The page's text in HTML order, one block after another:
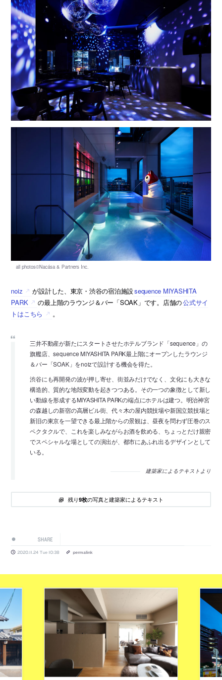
noiz が設計した、東京・渋谷の宿泊施設sequence MIYASHITA
PARK
の最上階のラウンジ＆バー「SOAK」です。店舗の公式サイ
トはこちら
。
三井不動産が新たにスタートさせたホテルブランド「sequence」の
旗艦店、sequence MIYASHITA PARK最上階にオープンしたラウンジ
＆バー「SOAK」をnoizで設計する機会を得た。
渋谷にも再開発の波が押し寄せ、街並みだけでなく、文化にも大きな
構造的、質的な地殻変動を起きつつある。その一つの象徴として新し
い動線を形成するMIYASHITA PARKの端点にホテルは建つ。明治神宮
の森越しの新宿の高層ビル街、代々木の屋内競技場や新国立競技場と
新旧の東京を一望できる最上階からの景観は、昼夜を問わず圧巻のス
ペクタクルで、これを楽しみながらお酒を飲める、ちょっとだけ親密
でスペシャルな場としての演出が、都市にあふれ出るデザインとして
いる。
建築家によるテキストより
残り9枚の写真と建築家によるテキスト
SHARE
2020.11.24 Tue 10:38 permalink